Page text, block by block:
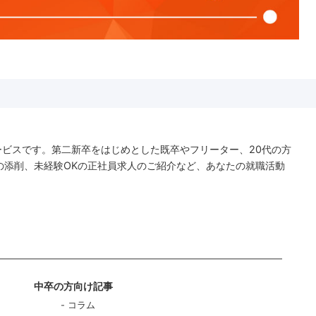
スです。第二新卒をはじめとした既卒やフリーター、20代の方
削、未経験OKの正社員求人のご紹介など、あなたの就職活動
中卒の方向け記事
コラム